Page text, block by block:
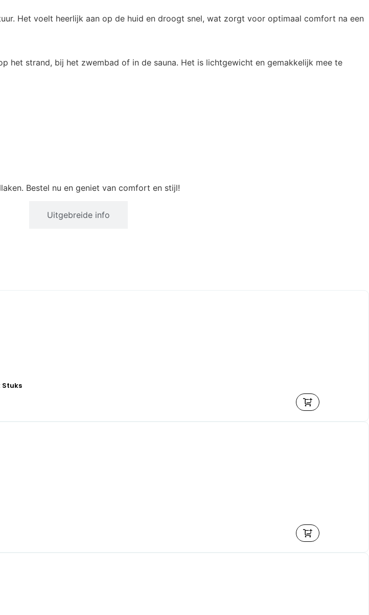
Het voelt heerlijk aan op de huid en droogt snel, wat zorgt voor optimaal comfort na een
het strand, bij het zwembad of in de sauna. Het is lichtgewicht en gemakkelijk mee te
Bestel nu en geniet van comfort en stijl!
Uitgebreide info
Stuks